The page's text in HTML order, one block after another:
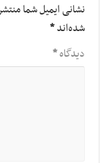
نشانی ایمیل شما
شده‌اند*
دیدگاه*